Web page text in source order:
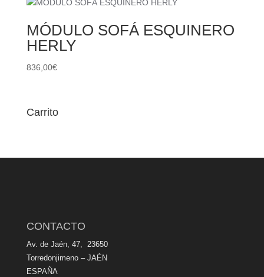
MÓDULO SOFÁ ESQUINERO
HERLY
836,00€
Carrito
CONTACTO
Av. de Jaén, 47, 23650
Torredonjimeno – JAÉN
ESPAÑA